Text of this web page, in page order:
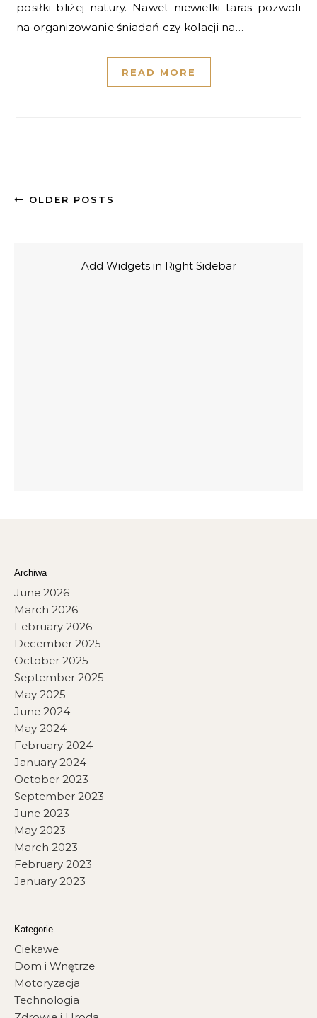
posiłki bliżej natury. Nawet niewielki taras pozwoli
na organizowanie śniadań czy kolacji na…
READ MORE
OLDER POSTS
Add Widgets in Right Sidebar
Archiwa
June 2026
March 2026
February 2026
December 2025
October 2025
September 2025
May 2025
June 2024
May 2024
February 2024
January 2024
October 2023
September 2023
June 2023
May 2023
March 2023
February 2023
January 2023
Kategorie
Ciekawe
Dom i Wnętrze
Motoryzacja
Technologia